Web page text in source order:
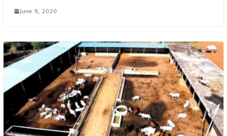
June 9, 2020